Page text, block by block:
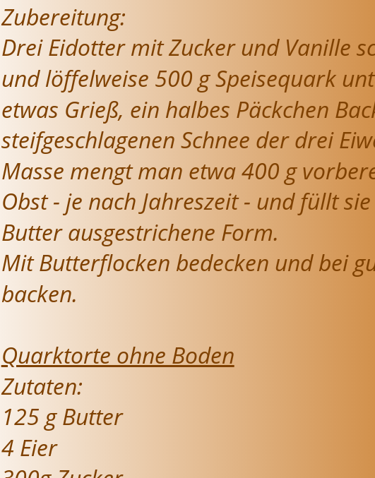
Zubereitung:
Drei Eidotter mit Zucker und Vanille
und löffelweise 500 g Speisequark
etwas Grieß, ein halbes Päckchen
steifgeschlagenen Schnee der drei
Masse mengt man etwa 400 g
Obst - je nach Jahreszeit - und füllt
Butter ausgestrichene Form.
Mit Butterflocken bedecken und bei
backen.
Quarktorte ohne Boden
Zutaten:
125 g Butter
4 Eier